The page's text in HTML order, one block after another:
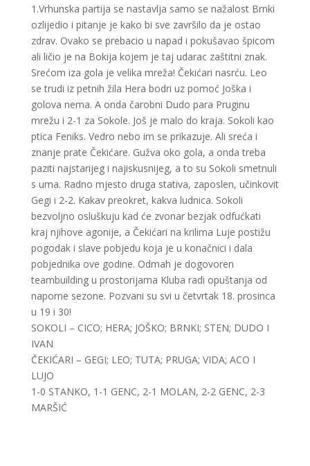
1.Vrhunska partija se nastavlja samo se nažalost Brnki
ozlijedio i pitanje je kako bi sve završilo da je ostao
zdrav. Ovako se prebacio u napad i pokušavao špicom
ali ličio je na Bokija kojem je taj udarac zaštitni znak.
Srećom iza gola je velika mreža! Čekićari nasrću. Leo
se trudi iz petnih žila Hera bodri uz pomoć Joška i
golova nema. A onda čarobni Dudo para Pruginu
mrežu i 2-1 za Sokole. Još je malo do kraja. Sokoli kao
ptica Feniks. Vedro nebo im se prikazuje. Ali sreća i
znanje prate Čekićare. Gužva oko gola, a onda treba
paziti najstarijeg i najiskusnijeg, a to su Sokoli smetnuli
s uma. Radno mjesto druga stativa, zaposlen, učinkovit
Gegi i 2-2. Kakav preokret, kakva ludnica. Sokoli
bezvoljno osluškuju kad će zvonar bezjak odfućkati
kraj njihove agonije, a Čekićari na krilima Luje postižu
pogodak i slave pobjedu koja je u konačnici i dala
pobjednika ove godine. Odmah je dogovoren
teambuilding u prostorijama Kluba radi opuštanja od
naporne sezone. Pozvani su svi u četvrtak 18. prosinca
u 19 i 30!
SOKOLI – CICO; HERA; JOŠKO; BRNKI; STEN; DUDO I
IVAN
ČEKIĆARI – GEGI; LEO; TUTA; PRUGA; VIDA; ACO I
LUJO
1-0 STANKO, 1-1 GENC, 2-1 MOLAN, 2-2 GENC, 2-3
MARŠIĆ